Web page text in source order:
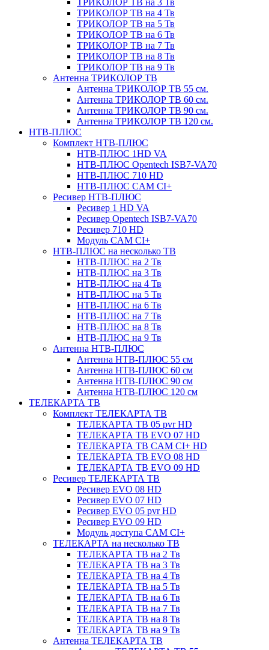
ТРИКОЛОР ТВ на 3 Тв
ТРИКОЛОР ТВ на 4 Тв
ТРИКОЛОР ТВ на 5 Тв
ТРИКОЛОР ТВ на 6 Тв
ТРИКОЛОР ТВ на 7 Тв
ТРИКОЛОР ТВ на 8 Тв
ТРИКОЛОР ТВ на 9 Тв
Антенна ТРИКОЛОР ТВ
Антенна ТРИКОЛОР ТВ 55 см.
Антенна ТРИКОЛОР ТВ 60 см.
Антенна ТРИКОЛОР ТВ 90 см.
Антенна ТРИКОЛОР ТВ 120 см.
НТВ-ПЛЮС
Комплект НТВ-ПЛЮС
НТВ-ПЛЮС 1HD VA
НТВ-ПЛЮС Opentech ISB7-VA70
НТВ-ПЛЮС 710 HD
НТВ-ПЛЮС CAM CI+
Ресивер НТВ-ПЛЮС
Ресивер 1 HD VA
Ресивер Opentech ISB7-VA70
Ресивер 710 HD
Модуль CAM CI+
НТВ-ПЛЮС на несколько ТВ
НТВ-ПЛЮС на 2 Тв
НТВ-ПЛЮС на 3 Тв
НТВ-ПЛЮС на 4 Тв
НТВ-ПЛЮС на 5 Тв
НТВ-ПЛЮС на 6 Тв
НТВ-ПЛЮС на 7 Тв
НТВ-ПЛЮС на 8 Тв
НТВ-ПЛЮС на 9 Тв
Антенна НТВ-ПЛЮС
Антенна НТВ-ПЛЮС 55 см
Антенна НТВ-ПЛЮС 60 см
Антенна НТВ-ПЛЮС 90 см
Антенна НТВ-ПЛЮС 120 см
ТЕЛЕКАРТА ТВ
Комплект ТЕЛЕКАРТА ТВ
ТЕЛЕКАРТА ТВ 05 pvr HD
ТЕЛЕКАРТА ТВ EVO 07 HD
ТЕЛЕКАРТА ТВ CAM CI+ HD
ТЕЛЕКАРТА ТВ EVO 08 HD
ТЕЛЕКАРТА ТВ EVO 09 HD
Ресивер ТЕЛЕКАРТА ТВ
Ресивер EVO 08 HD
Ресивер EVO 07 HD
Ресивер EVO 05 pvr HD
Ресивер EVO 09 HD
Модуль доступа CAM CI+
ТЕЛЕКАРТА на несколько ТВ
ТЕЛЕКАРТА ТВ на 2 Тв
ТЕЛЕКАРТА ТВ на 3 Тв
ТЕЛЕКАРТА ТВ на 4 Тв
ТЕЛЕКАРТА ТВ на 5 Тв
ТЕЛЕКАРТА ТВ на 6 Тв
ТЕЛЕКАРТА ТВ на 7 Тв
ТЕЛЕКАРТА ТВ на 8 Тв
ТЕЛЕКАРТА ТВ на 9 Тв
Антенна ТЕЛЕКАРТА ТВ